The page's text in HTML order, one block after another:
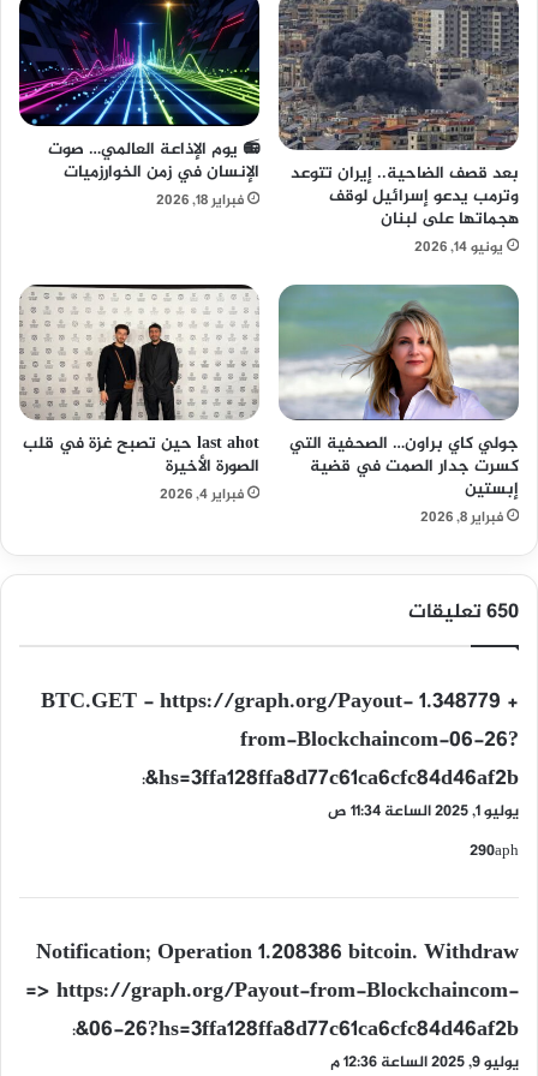
بعد قصف الضاحية.. إيران تتوعد
وترمب يدعو إسرائيل لوقف
هجماتها على لبنان
يونيو 14, 2026
📻 يوم الإذاعة العالمي… صوت
الإنسان في زمن الخوارزميات
فبراير 18, 2026
جولي كاي براون… الصحفية التي
كسرت جدار الصمت في قضية
إبستين
فبراير 8, 2026
last ahot حين تصبح غزة في قلب
الصورة الأخيرة
فبراير 4, 2026
‫650 تعليقات
ي
و
ل
+ 1.348779 BTC.GET - https://graph.org/Payout-
from-Blockchaincom-06-26?
hs=3ffa128ffa8d77c61ca6cfc84d46af2b&
:
يوليو 1, 2025 الساعة 11:34 ص
290aph
ي
و
ل
Notification; Operation 1.208386 bitcoin. Withdraw
=> https://graph.org/Payout-from-Blockchaincom-
06-26?hs=3ffa128ffa8d77c61ca6cfc84d46af2b&
:
يوليو 9, 2025 الساعة 12:36 م